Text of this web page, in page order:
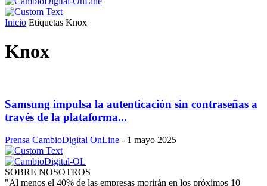
Inicio Etiquetas Knox
Knox
Samsung impulsa la autenticación sin contraseñas a
través de la plataforma...
Prensa CambioDigital OnLine - 1 mayo 2025
SOBRE NOSOTROS
"Al menos el 40% de las empresas morirán en los próximos 10